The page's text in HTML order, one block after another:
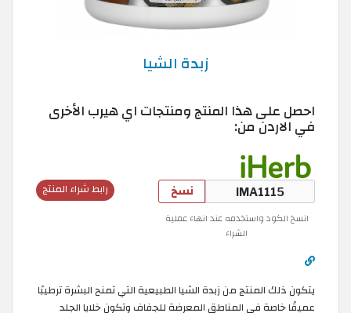
زبدة الشيا
احصل على هذا المنتج ومنتجات اي هيرب الأخرى
في الاردن من:
رابط شراء المنتج نسخ
انسخ الكود واستخدمه عند انهاء عملية
الشراء
يتكون ذلك المنتج من زبدة الشيا الطبيعية التي تمنح البشرة ترطيبًا
عميقًا خاصة في المناطق المعرضة للجفاف وتكون خلايا الجلد